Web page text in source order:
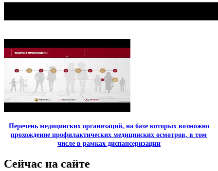
Перечень медицинских организаций, на базе которых возможно
прохождение профилактических медицинских осмотров, в том
числе в рамках диспансеризации
Сейчас на сайте